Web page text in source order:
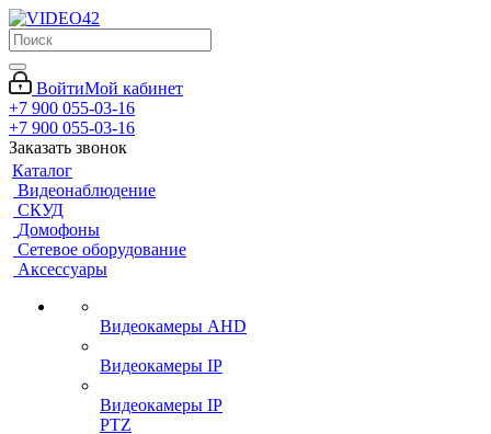
ВойтиМой кабинет
+7 900 055-03-16
+7 900 055-03-16
Заказать звонок
Каталог
Видеонаблюдение
СКУД
Домофоны
Сетевое оборудование
Аксессуары
Видеокамеры AHD
Видеокамеры IP
Видеокамеры IP
PTZ